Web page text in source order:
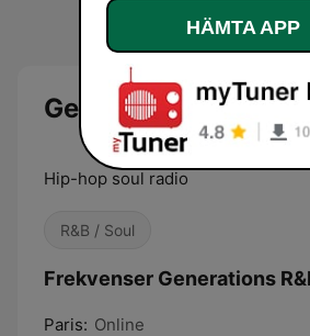
Generations R&B
Hip-hop soul radio
R&B / Soul
Frekvenser Generations
Paris: Online
HÄMTA APP